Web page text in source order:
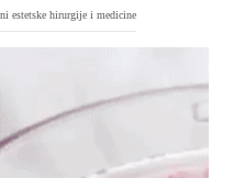
estetske hirurgije i medicine